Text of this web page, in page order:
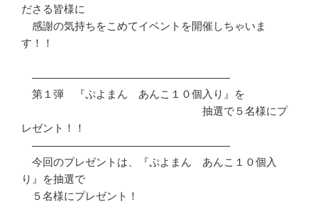
ださる皆様に
感謝の気持ちをこめてイベントを開催しちゃいま
す！！
―――――――――――――――――――――――――――――――
第１弾　『ぷよまん　あんこ１０個入り』を
抽選で５名様にプ
レゼント！！
―――――――――――――――――――――――――――――――
今回のプレゼントは、『ぷよまん　あんこ１０個入
り』を抽選で
５名様にプレゼント！